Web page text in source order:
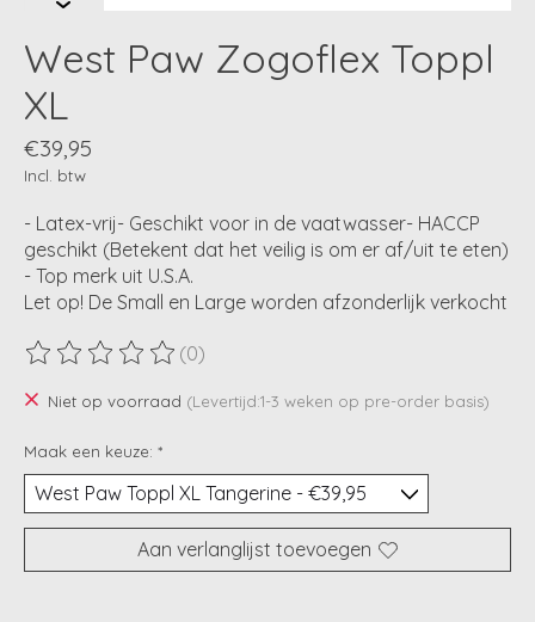
West Paw Zogoflex Toppl
XL
€39,95
Incl. btw
- Latex-vrij- Geschikt voor in de vaatwasser- HACCP
geschikt (Betekent dat het veilig is om er af/uit te eten)
- Top merk uit U.S.A.
Let op! De Small en Large worden afzonderlijk verkocht
De beoordeling van dit product is
(0)
Niet op voorraad (Levertijd:1-3 weken op pre-order basis)
Maak een keuze: *
Aan verlanglijst toevoegen